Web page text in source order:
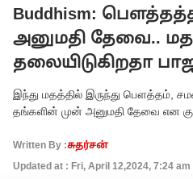
பாஜக அரசு?
Buddhism:
அனுமதி தேவை.. மத
தலையிடுகிறதா
இந்து மதத்தில் இருந்து பௌத்தம்,
தங்களின் முன் அனுமதி தேவை என
Written By :சுதர்சன்
Updated at : Fri, April 12,2024, 7:24 am